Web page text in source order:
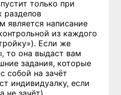
только при
разделов
является написание
из каждого
Если же
то она выдаст вам
задания, которые
собой на зачёт
индивидуалку, если
не зачёт).